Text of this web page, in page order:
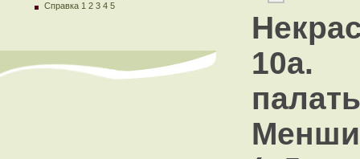
Справка 1 2 3 4 5
10а.